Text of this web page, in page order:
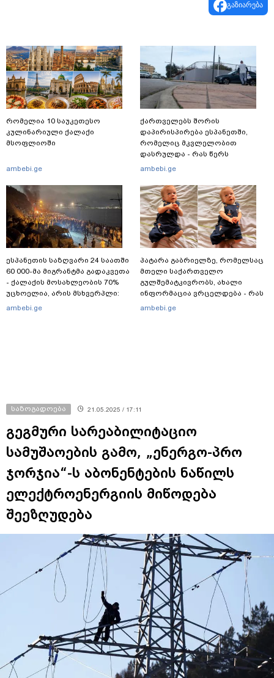
გაზიარება
რომელია 10 საუკეთესო
კულინარიული ქალაქი
მსოფლიოში
ambebi.ge
ესპანეთის საზღვარი 24 საათში
60 000-მა მიგრანტმა გადაკვეთა
- ქალაქის მოსახლეობის 70%
უცხოელია, არის მსხვერპლი:
ბოლო ცნობები სეუტადან,
ambebi.ge
ქართველებს შორის
დაპირისპირება ესპანეთში,
რომელიც მკვლელობით
დასრულდა - რას წერს
საერთაშორისო მედია: "მანქანა
და რაინდის"
ambebi.ge
პატარა გაბრიელზე, რომელსაც
მთელი საქართველო
გულშემატკივრობს, ახალი
ინფორმაცია ვრცელდება - რას
წერს ბიჭუნას დედა?
ambebi.ge
საზოგადოება 21.05.2025 / 17:11
გეგმური სარეაბილიტაციო
სამუშაოების გამო, „ენერგო-პრო
ჯორჯია“-ს აბონენტების ნაწილს
ელექტროენერგიის მიწოდება
შეეზღუდება